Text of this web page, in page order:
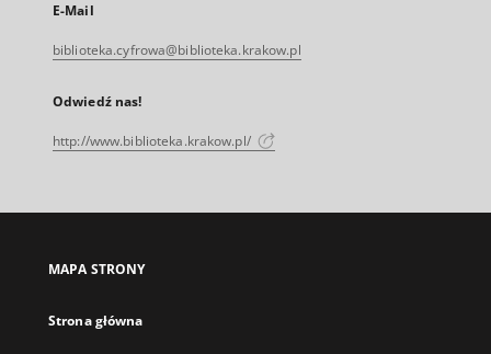
E-Mail
biblioteka.cyfrowa@biblioteka.krakow.pl
Odwiedź nas!
http://www.biblioteka.krakow.pl/
MAPA STRONY
Strona główna